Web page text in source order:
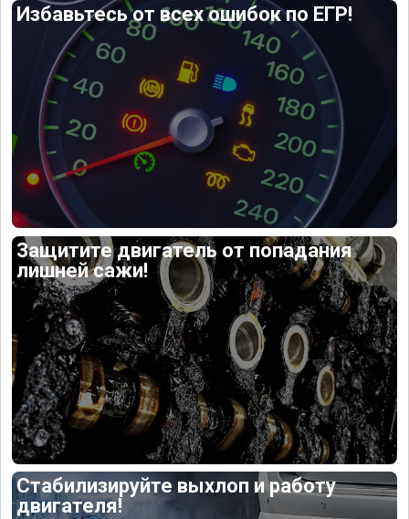
Избавьтесь от всех ошибок по ЕГР!
Защитите двигатель от попадания
лишней сажи!
Стабилизируйте выхлоп и работу
двигателя!